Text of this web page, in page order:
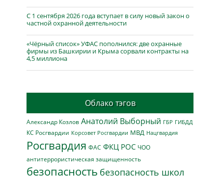
С 1 сентября 2026 года вступает в силу новый закон о
частной охранной деятельности
«Чёрный список» УФАС пополнился: две охранные
фирмы из Башкирии и Крыма сорвали контракты на
4,5 миллиона
Облако тэгов
Александр Козлов Анатолий Выборный ГБР ГИБДД
КС Росгвардии Корсовет Росгвардии МВД Нацгвардия
Росгвардия ФАС ФКЦ РОС ЧОО
антитеррористическая защищенность
безопасность безопасность школ